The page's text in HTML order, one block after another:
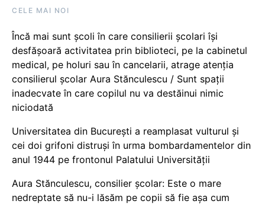
CELE MAI NOI
Încă mai sunt școli în care consilierii școlari își
desfășoară activitatea prin biblioteci, pe la cabinetul
medical, pe holuri sau în cancelarii, atrage atenția
consilierul școlar Aura Stănculescu / Sunt spații
inadecvate în care copilul nu va destăinui nimic
niciodată
Universitatea din București a reamplasat vulturul și
cei doi grifoni distruși în urma bombardamentelor din
anul 1944 pe frontonul Palatului Universității
Aura Stănculescu, consilier școlar: Este o mare
nedreptate să nu-i lăsăm pe copii să fie așa cum